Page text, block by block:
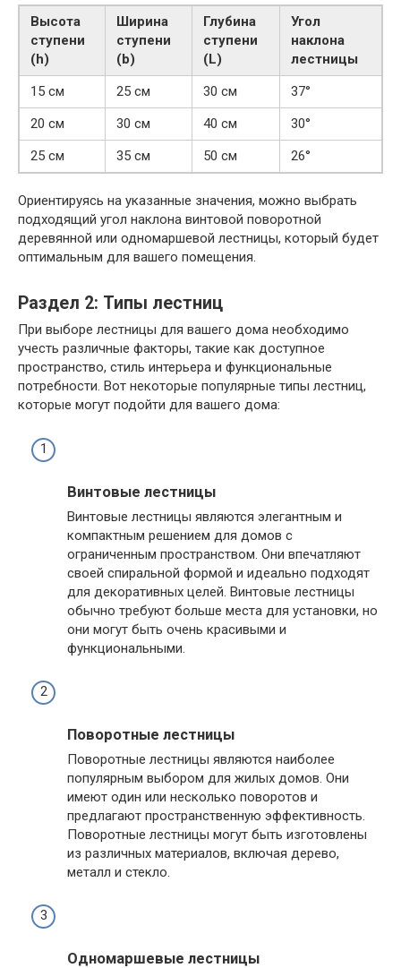
Высота
ступени
(h)
Ширина
ступени
(b)
Глубина
ступени
(L)
Угол
наклона
лестницы
15 см
25 см 30 см
37°
20 см
30 см 40 см
30°
25 см
35 см 50 см 26°
Ориентируясь на указанные значения, можно выбрать
подходящий угол наклона винтовой поворотной
деревянной или одномаршевой лестницы, который будет
оптимальным для вашего помещения.
Раздел 2: Типы лестниц
При выборе лестницы для вашего дома необходимо
учесть различные факторы, такие как доступное
пространство, стиль интерьера и функциональные
потребности. Вот некоторые популярные типы лестниц,
которые могут подойти для вашего дома:
Винтовые лестницы
Винтовые лестницы являются элегантным и
компактным решением для домов с
ограниченным пространством. Они впечатляют
своей спиральной формой и идеально подходят
для декоративных целей. Винтовые лестницы
обычно требуют больше места для установки, но
они могут быть очень красивыми и
функциональными.
Поворотные лестницы
Поворотные лестницы являются наиболее
популярным выбором для жилых домов. Они
имеют один или несколько поворотов и
предлагают пространственную эффективность.
Поворотные лестницы могут быть изготовлены
из различных материалов, включая дерево,
металл и стекло.
Одномаршевые лестницы